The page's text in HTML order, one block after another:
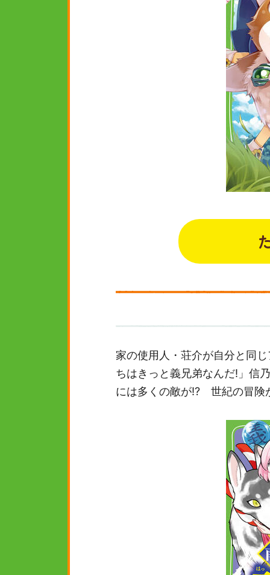
家の使用人・荘介が自分と同
ちはきっと義兄弟なんだ!」信
には多くの敵が!? 世紀の冒険